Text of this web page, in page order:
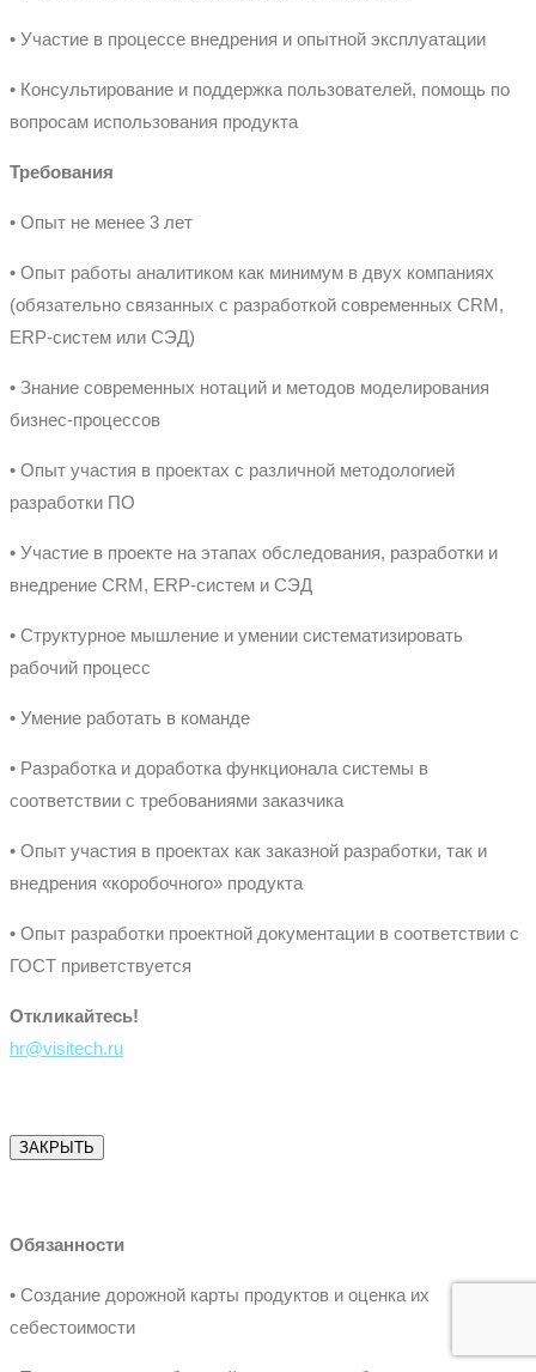
• Участие в процессе внедрения и опытной эксплуатации
• Консультирование и поддержка пользователей, помощь по
вопросам использования продукта
Требования
• Опыт не менее 3 лет
• Опыт работы аналитиком как минимум в двух компаниях
(обязательно связанных с разработкой современных CRM,
ERP-систем или СЭД)
• Знание современных нотаций и методов моделирования
бизнес-процессов
• Опыт участия в проектах с различной методологией
разработки ПО
• Участие в проекте на этапах обследования, разработки и
внедрение CRM, ERP-систем и СЭД
• Структурное мышление и умении систематизировать
рабочий процесс
• Умение работать в команде
• Разработка и доработка функционала системы в
соответствии с требованиями заказчика
• Опыт участия в проектах как заказной разработки, так и
внедрения «коробочного» продукта
• Опыт разработки проектной документации в соответствии с
ГОСТ приветствуется
Откликайтесь!
hr@visitech.ru
ЗАКРЫТЬ
Обязанности
• Создание дорожной карты продуктов и оценка их
себестоимости